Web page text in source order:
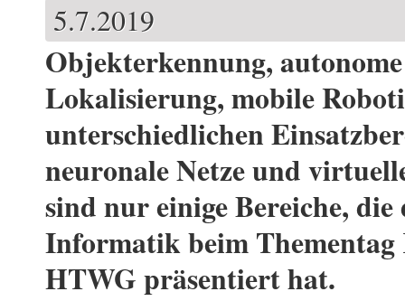
5.7.2019
Objekterkennung, autonome
Lokalisierung, mobile
unterschiedlichen
neuronale Netze und
sind nur einige Bereiche, die
Informatik beim
HTWG präsentiert hat.